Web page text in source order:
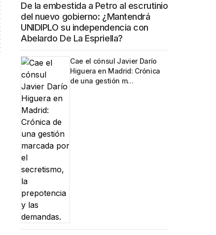
De la embestida a Petro al escrutinio
del nuevo gobierno: ¿Mantendrá
UNIDIPLO su independencia con
Abelardo De La Espriella?
Cae el cónsul Javier Darío
Higuera en Madrid: Crónica
de una gestión m…